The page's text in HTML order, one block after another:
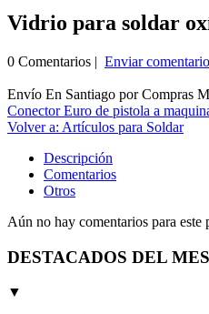
Vidrio para soldar
0 Comentarios | Enviar comentario
Envío En Santiago por Compras
Conector Euro de pistola a
Volver a: Artículos para Soldar
Descripción
Comentarios
Otros
Aún no hay comentarios para este
DESTACADOS DEL MES
▼